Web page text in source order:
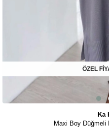
Ka
Maxi Boy Düğmeli
ÖZEL